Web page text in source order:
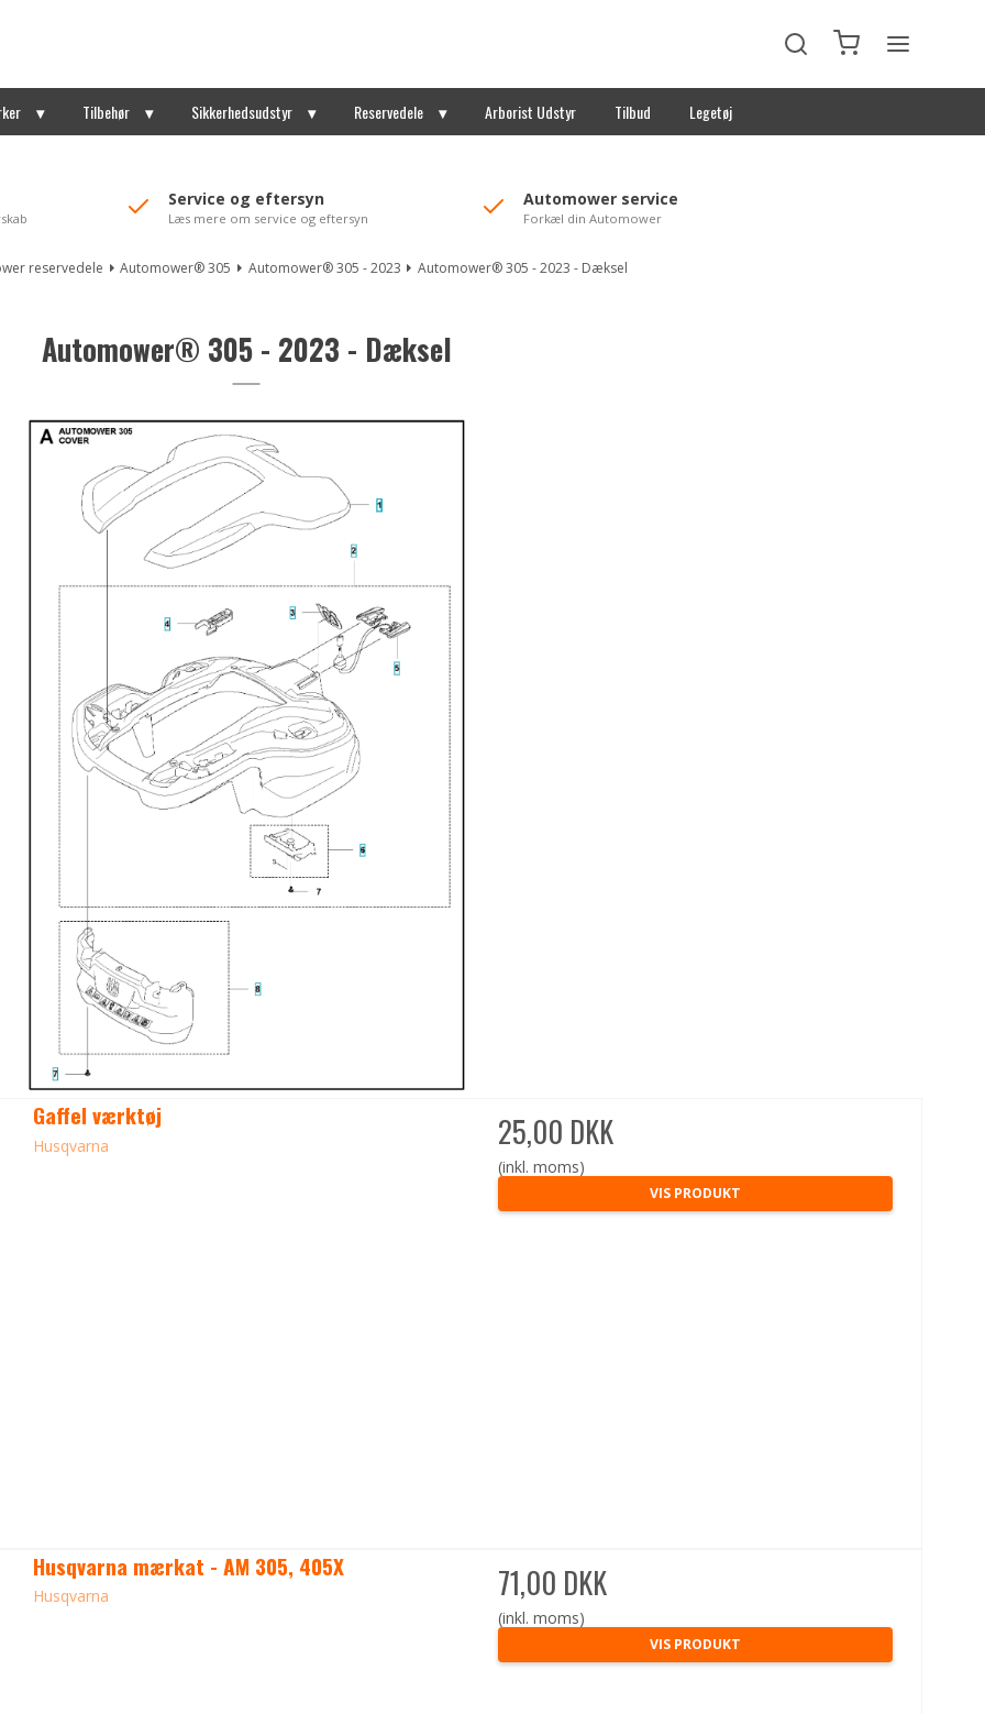
Tilbehør Sikkerhedsudstyr Reservedele Arborist Udstyr Tilbud Legetøj
Service og eftersyn
Læs mere om service og eftersyn
Automower service
Forkæl din Automower
reservedele Automower® 305 Automower® 305 - 2023 Automower® 305 - 2023 - Dæksel
Automower® 305 - 2023 - Dæksel
Gaffel værktøj
Husqvarna 25,00 DKK
(inkl. moms)
VIS PRODUKT
Husqvarna mærkat - AM 305, 405X
Husqvarna 71,00 DKK
(inkl. moms)
VIS PRODUKT